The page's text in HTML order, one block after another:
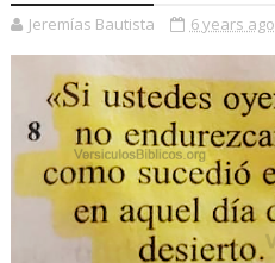
Jeremías Bautista 6 years ago